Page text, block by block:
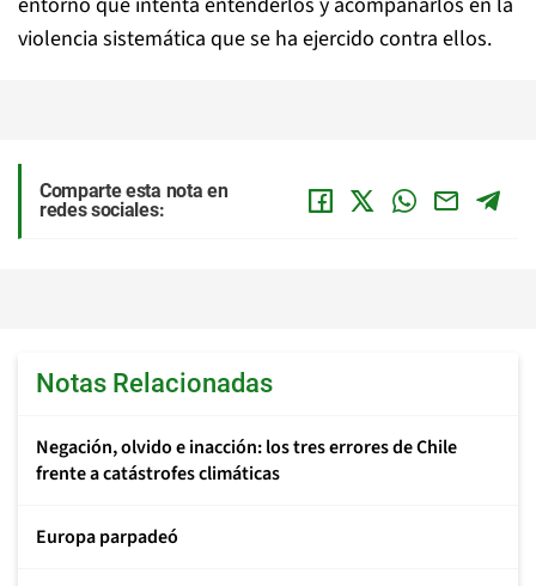
violencia sistemática que se ha ejercido contra ellos.
Comparte esta nota en
redes sociales:
Notas Relacionadas
Negación, olvido e inacción: los tres errores de Chile
frente a catástrofes climáticas
Europa parpadeó